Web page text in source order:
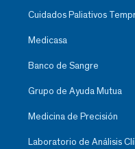
Cuidados Paliativos
Medicasa
Banco de Sangre
Grupo de Ayuda Mutua
Medicina de Precisión
Laboratorio de Análisis